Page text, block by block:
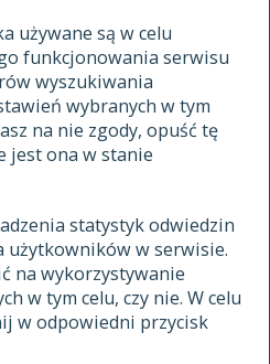
używane są w celu
funkcjonowania serwisu
wyszukiwania
wybranych w tym
na nie zgody, opuść tę
jest ona w stanie
statystyk odwiedzin
użytkowników w serwisie.
na wykorzystywanie
w tym celu, czy nie. W celu
w odpowiedni przycisk
WIEKU
hasła